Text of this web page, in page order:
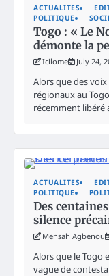
ACTUALITES
POLITIQUE
Togo : « Le
démonte la
Icilome July 24,
Alors que des
régionaux au
récemment libéré
ACTUALITES
POLITIQUE
Des
silence
Mensah Agbenou
Alors que le Togo
vague de